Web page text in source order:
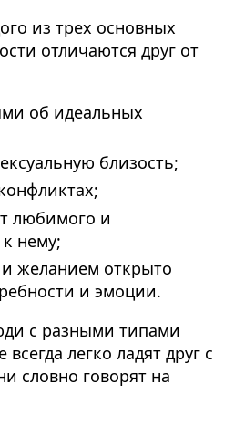
из трех основных
отличаются друг от
об идеальных
близость;
любимого и
нему;
желанием открыто
и эмоции.
с разными типами
легко ладят друг с
словно говорят на